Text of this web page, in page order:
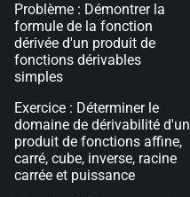
Problème : Démontrer la
formule de la fonction
dérivée d'un produit de
fonctions dérivables
simples
Exercice : Déterminer le
domaine de dérivabilité d'un
produit de fonctions affine,
carré, cube, inverse, racine
carrée et puissance